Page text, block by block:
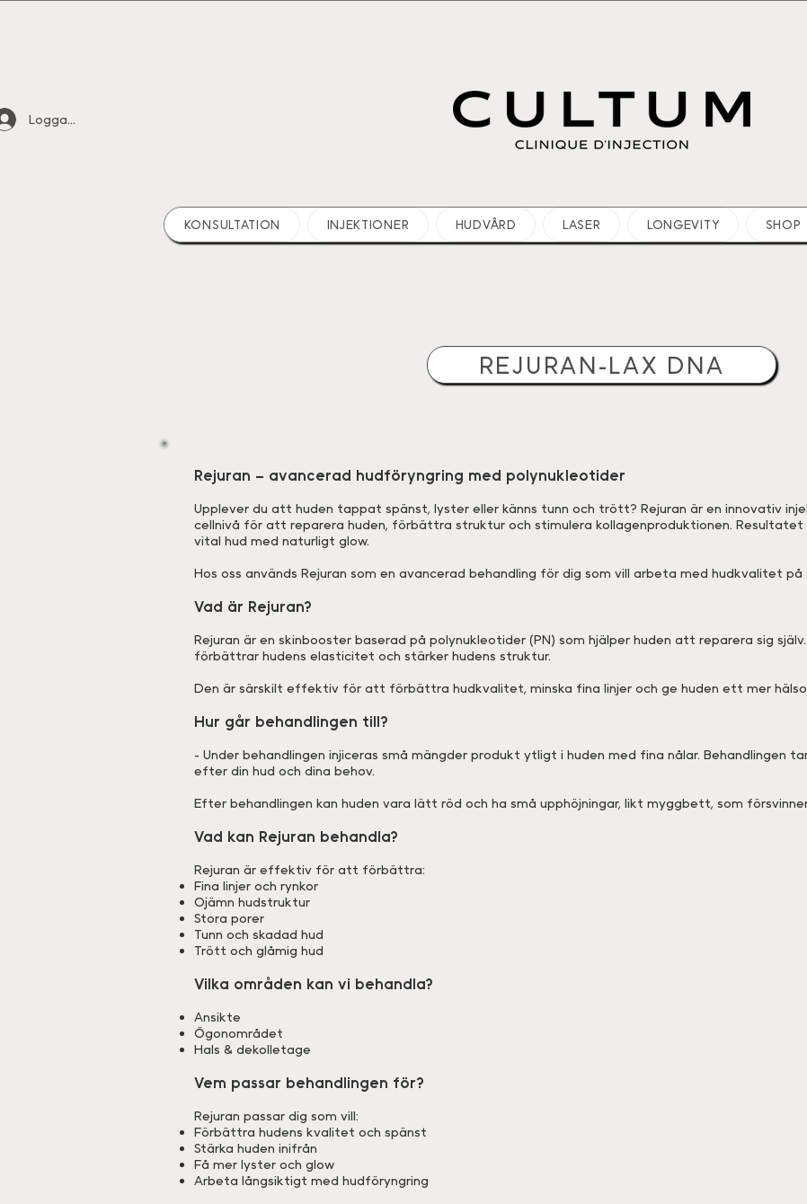
Logga in
KONSULTATION INJEKTIONER HUDVÅRD LASER LONGEVITY SHOP
REJURAN-LAX DNA
Rejuran – avancerad hudföryngring med polynukleotider
Upplever du att huden tappat spänst, lyster eller känns tunn och trött? Rejuran är en innovativ
cellnivå för att reparera huden, förbättra struktur och stimulera kollagenproduktionen. Resultatet
vital hud med naturligt glow.
Hos oss används Rejuran som en avancerad behandling för dig som vill arbeta med hudkvalitet på
Vad är Rejuran?
Rejuran är en skinbooster baserad på polynukleotider (PN) som hjälper huden att reparera sig
förbättrar hudens elasticitet och stärker hudens struktur.
Den är särskilt effektiv för att förbättra hudkvalitet, minska fina linjer och ge huden ett mer
Hur går behandlingen till?
- Under behandlingen injiceras små mängder produkt ytligt i huden med fina nålar. Behandlingen
efter din hud och dina behov.
Efter behandlingen kan huden vara lätt röd och ha små upphöjningar, likt myggbett, som
Vad kan Rejuran behandla?
Rejuran är effektiv för att förbättra:
Fina linjer och rynkor
Ojämn hudstruktur
Stora porer
Tunn och skadad hud
Trött och glåmig hud
Vilka områden kan vi behandla?
Ansikte
Ögonområdet
Hals & dekolletage
Vem passar behandlingen för?
Rejuran passar dig som vill:
Förbättra hudens kvalitet och spänst
Stärka huden inifrån
Få mer lyster och glow
Arbeta långsiktigt med hudföryngring